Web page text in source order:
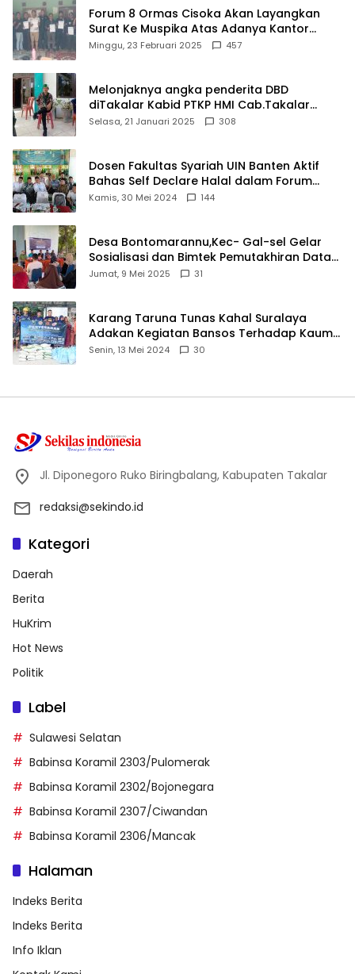
Forum 8 Ormas Cisoka Akan Layangkan
Surat Ke Muspika Atas Adanya Kantor
Matel di Cisoka
Minggu, 23 Februari 2025 457
Melonjaknya angka penderita DBD
diTakalar Kabid PTKP HMI Cab.Takalar
angkat bicara
Selasa, 21 Januari 2025 308
Dosen Fakultas Syariah UIN Banten Aktif
Bahas Self Declare Halal dalam Forum
Ijtima Ulama MUI
Kamis, 30 Mei 2024 144
Desa Bontomarannu,Kec- Gal-sel Gelar
Sosialisasi dan Bimtek Pemutakhiran Data
ID
Jumat, 9 Mei 2025 31
Karang Taruna Tunas Kahal Suralaya
Adakan Kegiatan Bansos Terhadap Kaum
Dhuafa dan Anak Yatim-Piatu
Senin, 13 Mei 2024 30
Jl. Diponegoro Ruko Biringbalang, Kabupaten Takalar
redaksi@sekindo.id
Kategori
Daerah
Berita
HuKrim
Hot News
Politik
Label
Sulawesi Selatan
Babinsa Koramil 2303/Pulomerak
Babinsa Koramil 2302/Bojonegara
Babinsa Koramil 2307/Ciwandan
Babinsa Koramil 2306/Mancak
Halaman
Indeks Berita
Indeks Berita
Info Iklan